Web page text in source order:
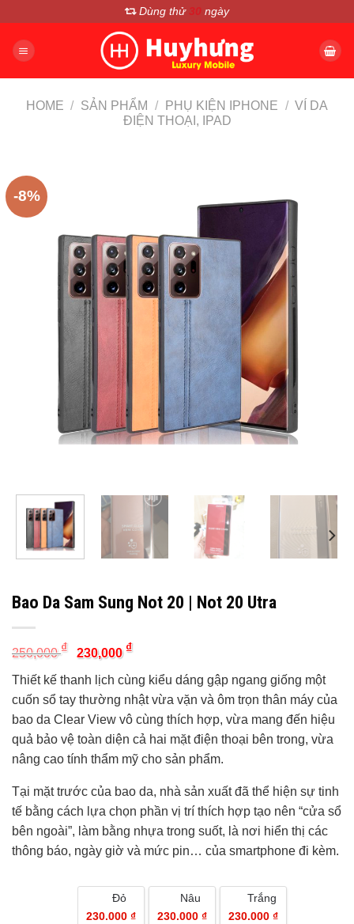
nội
Dùng thử 30 ngày
HOME / SẢN PHẨM / PHỤ KIỆN IPHONE / VÍ DA
ĐIỆN THOẠI, IPAD
-8%
Bao Da Sam Sung Not 20 | Not 20 Utra
250,000₫
Original
price
was:
250,000 ₫.
230,000 ₫Current
230,000 ₫.
Thiết kế thanh lịch cùng kiểu dáng gập ngang giống một
cuốn sổ tay thường nhật vừa vặn và ôm trọn thân máy của
bao da Clear View vô cùng thích hợp, vừa mang đến hiệu
quả bảo vệ toàn diện cả hai mặt điện thoại bên trong, vừa
nâng cao tính thẩm mỹ cho sản phẩm.
Tại mặt trước của bao da, nhà sản xuất đã thể hiện sự tinh
tế bằng cách lựa chọn phần vị trí thích hợp tạo nên “cửa sổ
bên ngoài”, làm bằng nhựa trong suốt, là nơi hiển thị các
thông báo, ngày giờ và mức pin… của smartphone đi kèm.
Đỏ
230.000 ₫
Nâu
230.000 ₫
Trắng
230.000 ₫